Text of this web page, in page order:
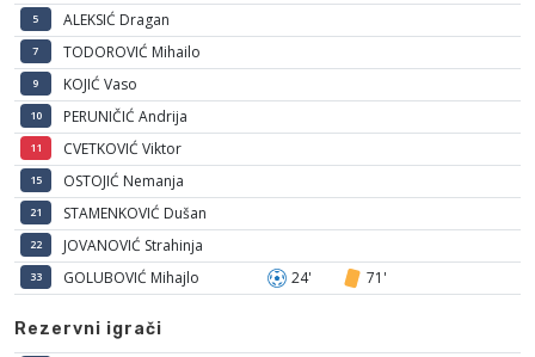
5 ALEKSIĆ Dragan
7 TODOROVIĆ Mihailo
9 KOJIĆ Vaso
10 PERUNIČIĆ Andrija
11 CVETKOVIĆ Viktor
15 OSTOJIĆ Nemanja
21 STAMENKOVIĆ Dušan
22 JOVANOVIĆ Strahinja
33 GOLUBOVIĆ Mihajlo 24' 71'
Rezervni igrači